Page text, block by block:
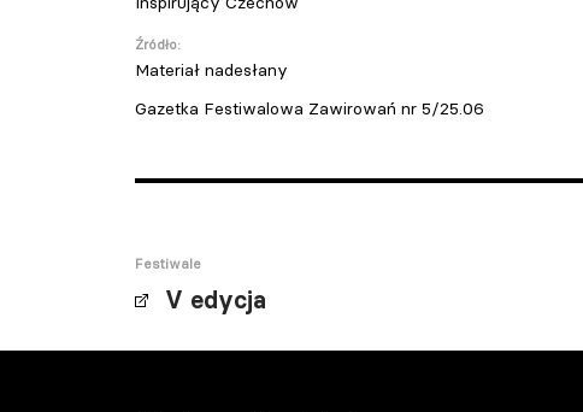
Źródło:
Materiał nadesłany
Gazetka Festiwalowa Zawirowań nr 5/25.06
Festiwale
V edycja